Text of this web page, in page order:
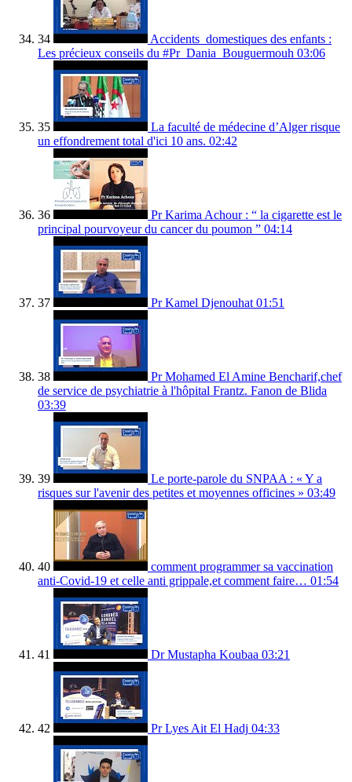
34
Accidents_domestiques des enfants :
Les précieux conseils du #Pr_Dania_Bouguermouh 03:06
35
La faculté de médecine d’Alger risque
un effondrement total d'ici 10 ans. 02:42
36
Pr Karima Achour : “ la cigarette est le
principal pourvoyeur du cancer du poumon ” 04:14
37 Pr Kamel Djenouhat 01:51
38
Pr Mohamed El Amine Bencharif,chef
de service de psychiatrie à l'hôpital Frantz. Fanon de Blida
03:39
39
Le porte-parole du SNPAA : « Y a
risques sur l'avenir des petites et moyennes officines » 03:49
40
comment programmer sa vaccination
anti-Covid-19 et celle anti grippale,et comment faire… 01:54
41 Dr Mustapha Koubaa 03:21
42 Pr Lyes Ait El Hadj 04:33